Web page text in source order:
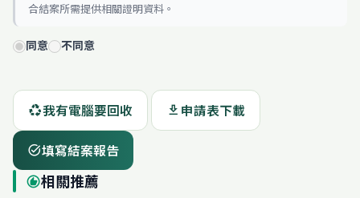
合結案所需提供相關證明資料。
同意 不同意
recycling我有電腦要回收 download 申請表下載
task_alt填寫結案報告
recommend相關推薦